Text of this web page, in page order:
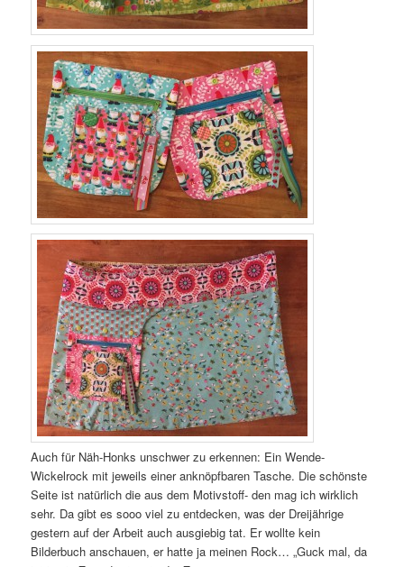
Auch für Näh-Honks unschwer zu erkennen: Ein Wende-
Wickelrock mit jeweils einer anknöpfbaren Tasche. Die schönste
Seite ist natürlich die aus dem Motivstoff- den mag ich wirklich
sehr. Da gibt es sooo viel zu entdecken, was der Dreijährige
gestern auf der Arbeit auch ausgiebig tat. Er wollte kein
Bilderbuch anschauen, er hatte ja meinen Rock… „Guck mal, da